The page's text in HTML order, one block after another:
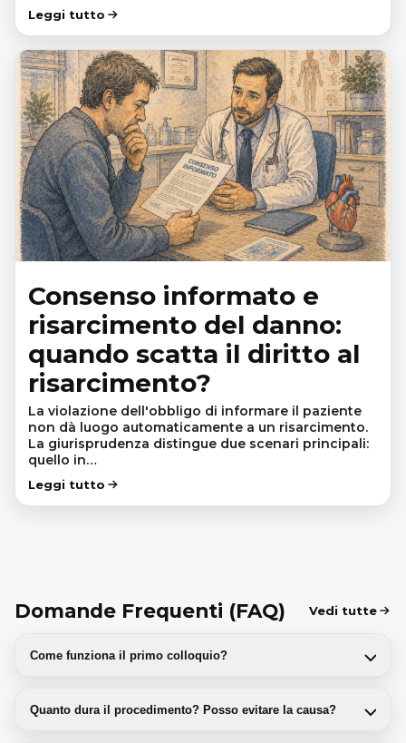
Leggi tutto
Consenso informato e
risarcimento del danno:
quando scatta il diritto al
risarcimento?
La violazione dell'obbligo di informare il paziente
non dà luogo automaticamente a un risarcimento.
La giurisprudenza distingue due scenari principali:
quello in…
Leggi tutto
Domande Frequenti (FAQ) Vedi tutte
Come funziona il primo colloquio?
Quanto dura il procedimento? Posso evitare la causa?